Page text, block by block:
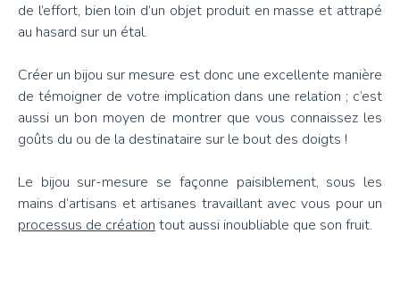
de l’effort, bien loin d’un objet produit en masse et attrapé
au hasard sur un étal.
Créer un bijou sur mesure est donc une excellente manière
de témoigner de votre implication dans une relation ; c’est
aussi un bon moyen de montrer que vous connaissez les
goûts du ou de la destinataire sur le bout des doigts !
Le bijou sur-mesure se façonne paisiblement, sous les
mains d’artisans et artisanes travaillant avec vous pour un
processus de création tout aussi inoubliable que son fruit.